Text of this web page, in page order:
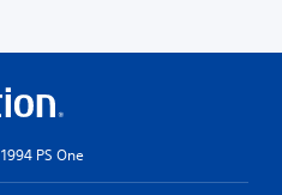
1994 PS One